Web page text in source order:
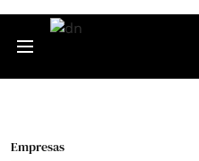
Empresas